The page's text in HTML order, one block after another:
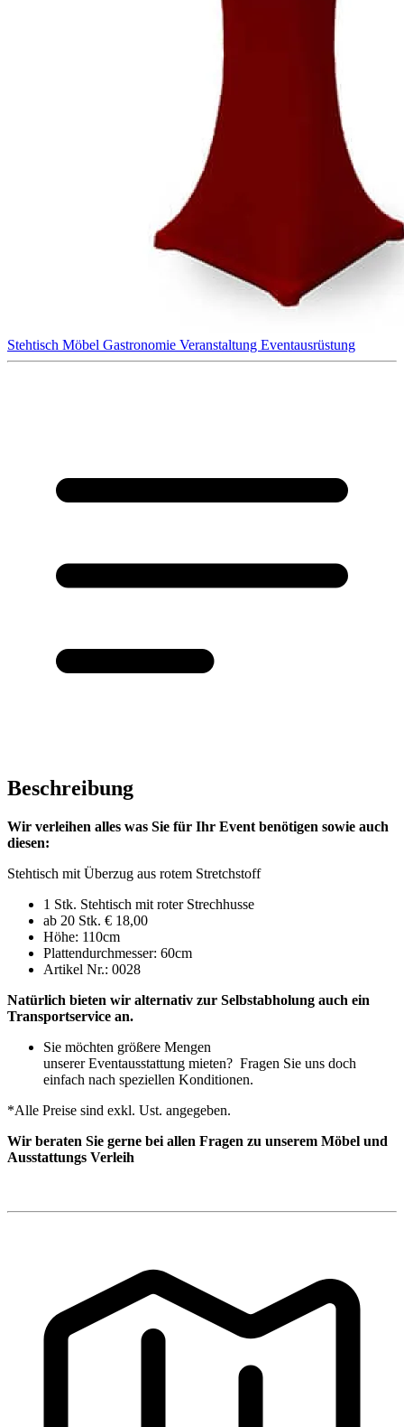
Stehtisch Möbel Gastronomie Veranstaltung Eventausrüstung
Beschreibung
Wir verleihen alles was Sie für Ihr Event benötigen sowie auch
diesen:
Stehtisch mit Überzug aus rotem Stretchstoff
1 Stk. Stehtisch mit roter Strechhusse
ab 20 Stk. € 18,00
Höhe: 110cm
Plattendurchmesser: 60cm
Artikel Nr.: 0028
Natürlich bieten wir alternativ zur Selbstabholung auch ein
Transportservice an.
Sie möchten größere Mengen
unserer Eventausstattung mieten? Fragen Sie uns doch
einfach nach speziellen Konditionen.
*Alle Preise sind exkl. Ust. angegeben.
Wir beraten Sie gerne bei allen Fragen zu unserem Möbel und
Ausstattungs Verleih